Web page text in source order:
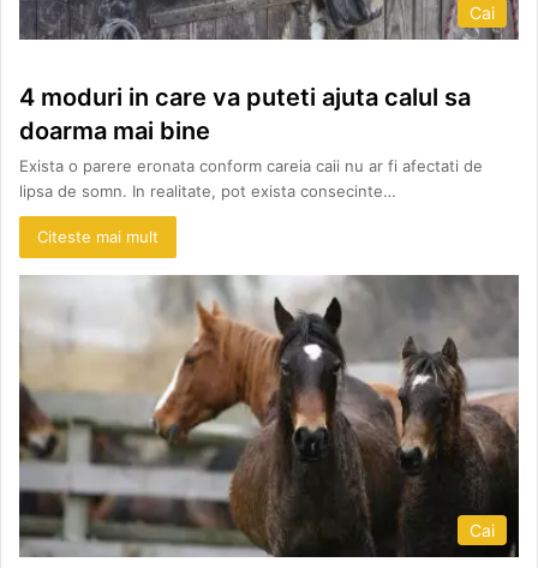
Cai
4 moduri in care va puteti ajuta calul sa
doarma mai bine
Exista o parere eronata conform careia caii nu ar fi afectati de
lipsa de somn. In realitate, pot exista consecinte…
Citeste mai mult
Cai